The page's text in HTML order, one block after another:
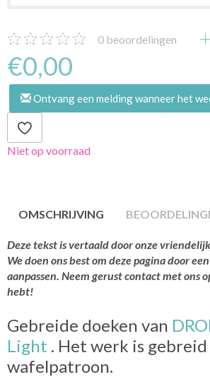
0 beoordelingen
€0,00
Ontvang een melding wanneer het
Niet op voorraad
OMSCHRIJVING
Deze tekst is vertaald door onze
We doen ons best om deze pagina door
aanpassen. Neem gerust contact met ons
hebt!
Gebreide doeken van
Light . Het werk is
wafelpatroon.